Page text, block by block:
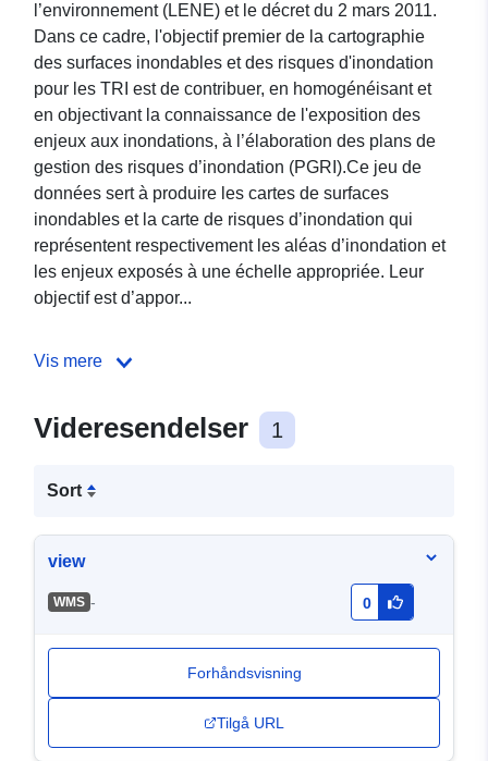
l’environnement (LENE) et le décret du 2 mars 2011.
Dans ce cadre, l'objectif premier de la cartographie
des surfaces inondables et des risques d'inondation
pour les TRI est de contribuer, en homogénéisant et
en objectivant la connaissance de l'exposition des
enjeux aux inondations, à l’élaboration des plans de
gestion des risques d’inondation (PGRI).Ce jeu de
données sert à produire les cartes de surfaces
inondables et la carte de risques d’inondation qui
représentent respectivement les aléas d’inondation et
les enjeux exposés à une échelle appropriée. Leur
objectif est d’appor...
Vis mere
Videresendelser 1
Sort
view
WMS - 0
Forhåndsvisning
Tilgå URL